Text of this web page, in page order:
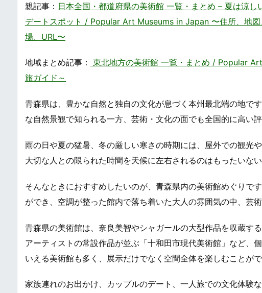
親記事： 日本全国・都道府県の美術館 一覧・まとめ – 夏は涼
デートスポット / Popular Art Museums in Japan 〜住所、地
場、URL〜
地域まとめ記事： 東北地方の美術館 一覧・まとめ / Popular
旅ガイド～
青森県は、豊かな自然と独自の文化が息づく本州最北端の地で
な自然景観で知られる一方、芸術・文化の面でも全国的に高い
雨の日や夏の猛暑、冬の厳しい寒さの時期には、屋外での観光
大切な人との限られた時間を天候に左右されるのはもったいない
そんなときにおすすめしたいのが、青森県内の美術館めぐりで
ができ、空調が整った館内で落ち着いた大人の雰囲気の中、芸
青森県の美術館は、奈良美智やシャガールの大型作品を収蔵す
アーティストの常設作品が並ぶ「十和田市現代美術館」など、
いえる美術館も多く、展示だけでなく空間全体を楽しむことが
家族連れのお出かけ、カップルのデート、一人旅での文化体験